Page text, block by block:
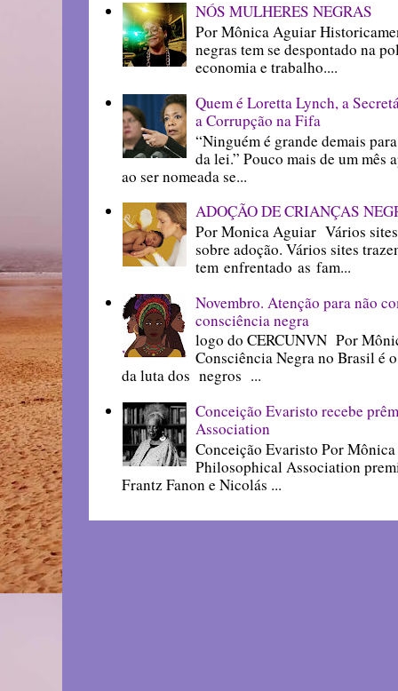
NÓS MULHERES NEGRAS
Por Mônica Aguiar
negras tem se despontado na
economia e trabalho....
Quem é Loretta Lynch, a
a Corrupção na Fifa
“Ninguém é grande demais
da lei.” Pouco mais de um mês
ao ser nomeada se...
ADOÇÃO DE CRIANÇAS
Por Monica Aguiar Vários
sobre adoção. Vários sites
tem enfrentado as fam...
Novembro. Atenção para não
consciência negra
logo do CERCUNVN Por
Consciência Negra no Brasil é
da luta dos negros ...
Conceição Evaristo recebe
Association
Conceição Evaristo Por
Philosophical Association
Frantz Fanon e Nicolás ...